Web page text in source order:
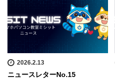
2026.2.13
ニュースレターNo.15